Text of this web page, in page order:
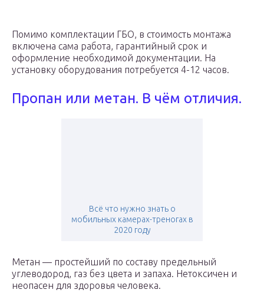
Помимо комплектации ГБО, в стоимость монтажа
включена сама работа, гарантийный срок и
оформление необходимой документации. На
установку оборудования потребуется 4-12 часов.
Пропан или метан. В чём отличия.
Всё что нужно знать о
мобильных камерах-треногах в
2020 году
Метан — простейший по составу предельный
углеводород, газ без цвета и запаха. Нетоксичен и
неопасен для здоровья человека.